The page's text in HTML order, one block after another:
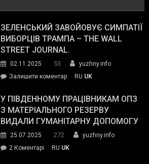
ЗЕЛЕНСЬКИЙ ЗАВОЙОВУЄ СИМПАТІЇ
ВИБОРЦІВ ТРАМПА – THE WALL
STREET JOURNAL.
02.11.2025 53
yuzhny.info
Залишити коментарon
завойовує
симпатії
виборців
The
RU UK
У ПІВДЕННОМУ ПРАЦІВНИКАМ ОПЗ
З МАТЕРІАЛЬНОГО РЕЗЕРВУ
ВИДАЛИ ГУМАНІТАРНУ ДОПОМОГУ
25.07.2025 272
yuzhny.info
2 Коментарі
RU UK